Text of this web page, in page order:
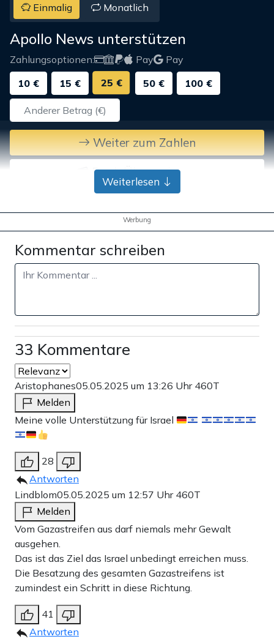
Einmalig Monatlich
Apollo News unterstützen
Zahlungsoptionen: Pay
Pay
10 €
15 € 25 € 50 € 100 €
Weiter zum Zahlen
Bank-Überweisung
Weiterlesen
Werbung
Kommentar schreiben
33 Kommentare
Aristophanes05.05.2025 um 13:26 Uhr 460T
Melden
Meine volle Unterstützung für Israel
28
Antworten
Lindblom05.05.2025 um 12:57 Uhr 460T
Melden
Vom Gazastreifen aus darf niemals mehr Gewalt
ausgehen.
Das ist das Ziel das Israel unbedingt erreichen muss.
Die Besatzung des gesamten Gazastreifens ist
zumindest ein Schritt in diese Richtung.
41
Antworten